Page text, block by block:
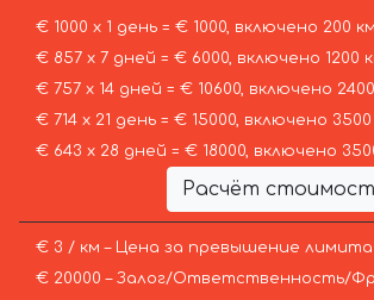
€ 1000 х 1 день = € 1000, включено 200 км
€ 857 х 7 дней = € 6000, включено 1200
€ 757 х 14 дней = € 10600, включено
€ 714 х 21 день = € 15000, включено
€ 643 х 28 дней = € 18000, включено
Расчёт
€ 3 / км – Цена за превышение лимита
€ 20000 – Залог/Ответственность/